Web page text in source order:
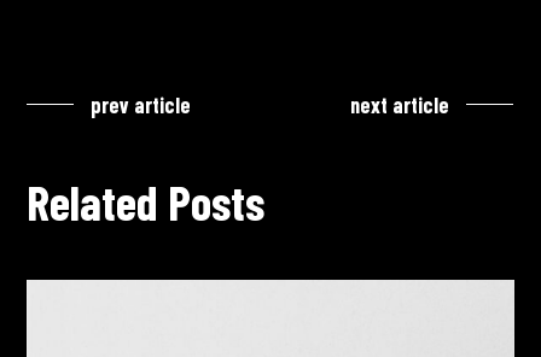
prev article next article
Related Posts